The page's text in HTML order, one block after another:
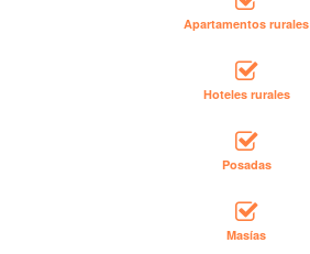
Apartamentos rurales
Hoteles rurales
Posadas
Masías